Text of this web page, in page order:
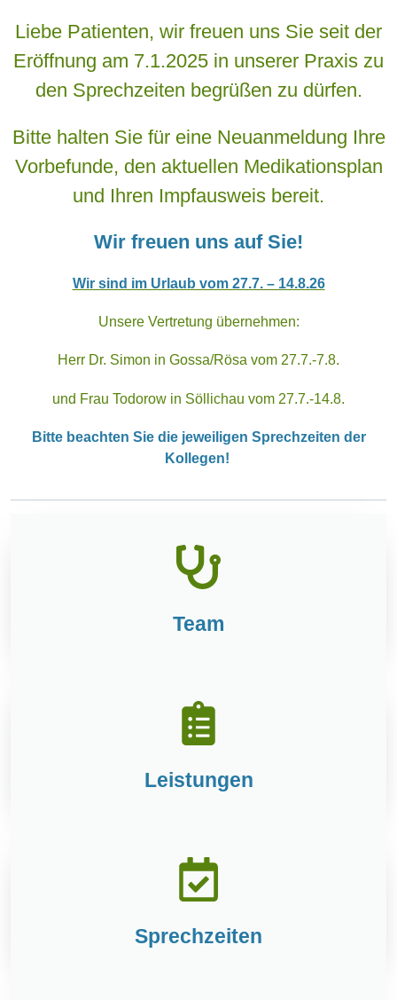
Liebe Patienten, wir freuen uns Sie seit der
Eröffnung am 7.1.2025 in unserer Praxis zu
den Sprechzeiten begrüßen zu dürfen.
Bitte halten Sie für eine Neuanmeldung Ihre
Vorbefunde, den aktuellen Medikationsplan
und Ihren Impfausweis bereit.
Wir freuen uns auf Sie!
Wir sind im Urlaub vom 27.7. – 14.8.26
Unsere Vertretung übernehmen:
Herr Dr. Simon in Gossa/Rösa vom 27.7.-7.8.
und Frau Todorow in Söllichau vom 27.7.-14.8.
Bitte beachten Sie die jeweiligen Sprechzeiten der
Kollegen!
Team
Leistungen
Sprechzeiten